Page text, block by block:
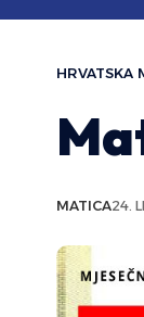
HRVATSKA
MATICA24.